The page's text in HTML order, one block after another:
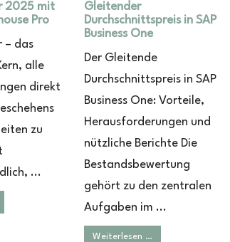
2025 mit
Pro
– das
alle
direkt
zu
...
Gleitender
Durchschnittspreis in SAP
Business One
Der Gleitende
Durchschnittspreis in SAP
Business One: Vorteile,
Herausforderungen und
nützliche Berichte Die
Bestandsbewertung
gehört zu den zentralen
Aufgaben im ...
Weiterlesen …